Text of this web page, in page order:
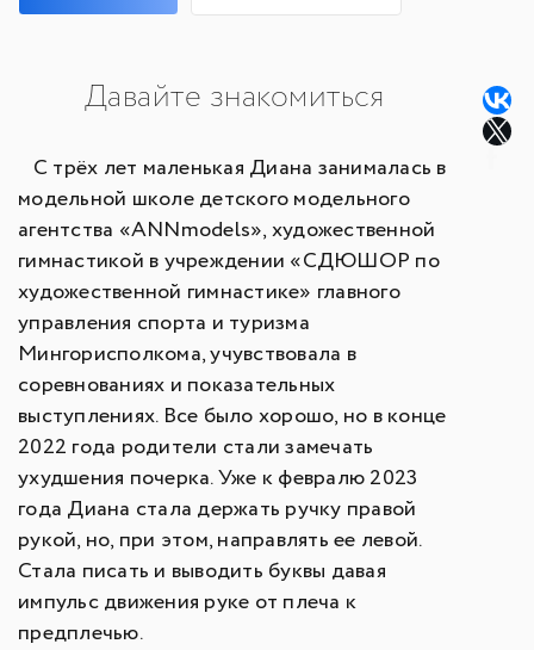
Давайте знакомиться
С трёх лет маленькая Диана занималась в
модельной школе детского модельного
агентства «ANNmodels», художественной
гимнастикой в учреждении «СДЮШОР по
художественной гимнастике» главного
управления спорта и туризма
Мингорисполкома, учувствовала в
соревнованиях и показательных
выступлениях. Все было хорошо, но в конце
2022 года родители стали замечать
ухудшения почерка. Уже к февралю 2023
года Диана стала держать ручку правой
рукой, но, при этом, направлять ее левой.
Стала писать и выводить буквы давая
импульс движения руке от плеча к
предплечью.